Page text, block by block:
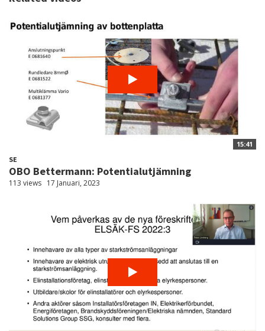
15:41
SE
OBO Bettermann: Potentialutjämning
113 views 17 Januari, 2023